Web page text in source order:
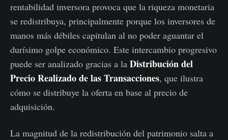
rentabilidad inversora provoca que la riqueza monetaria
se redistribuya, principalmente porque los inversores de
manos más débiles capitulan al no poder aguantar el
durísimo golpe económico. Este intercambio progresivo
puede ser analizado gracias a la Distribución del
Precio Realizado de las Transacciones, que ilustra
cómo se distribuye la oferta en base al precio de
adquisición.
La magnitud de la redistribución del patrimonio salta a